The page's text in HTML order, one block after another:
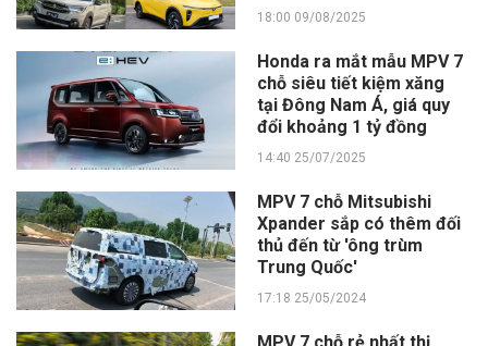
18:00 09/08/2025
Honda ra mắt mẫu MPV 7
chỗ siêu tiết kiệm xăng
tại Đông Nam Á, giá quy
đổi khoảng 1 tỷ đồng
14:40 25/07/2025
MPV 7 chỗ Mitsubishi
Xpander sắp có thêm đối
thủ đến từ 'ông trùm
Trung Quốc'
17:18 25/05/2024